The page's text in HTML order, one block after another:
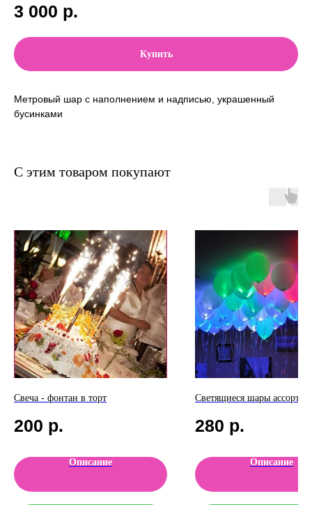
3 000 р.
Купить
Метровый шар с наполнением и надписью, украшенный
бусинками
С этим товаром покупают
Свеча - фонтан в торт
200 р.
Описание
Светящиеся шары ассорти
280 р.
Описание